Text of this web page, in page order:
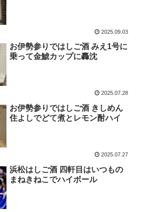
2025.09.03
お伊勢参りではしご酒 みえ1号に
乗って金鯱カップに轟沈
2025.07.28
お伊勢参りではしご酒 きしめん
住よしでどて煮とレモン酎ハイ
2025.07.27
浜松はしご酒 四軒目はいつもの
まねきねこでハイボール